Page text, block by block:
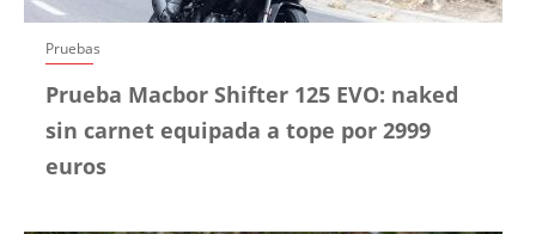
Pruebas
Prueba Macbor Shifter 125 EVO: naked
sin carnet equipada a tope por 2999
euros